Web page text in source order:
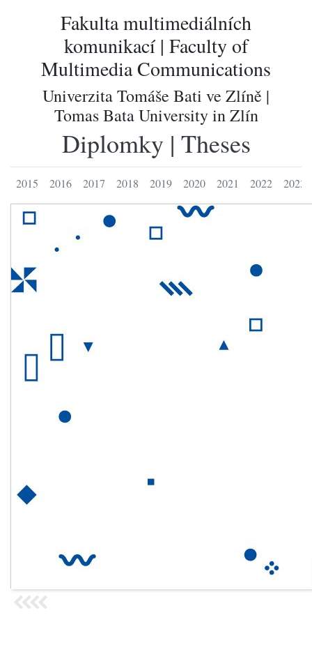
Fakulta multimediálních
komunikací | Faculty of
Multimedia Communications
Univerzita Tomáše Bati ve Zlíně |
Tomas Bata University in Zlín
Diplomky | Theses
2015 2016 2017 2018 2019 2020 2021 2022 2023